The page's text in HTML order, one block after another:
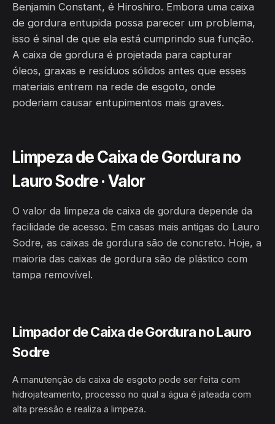
Benjamin Constant, é Hiroshiro. Embora uma caixa
de gordura entupida possa parecer um problema,
isso é sinal de que ela está cumprindo sua função.
A caixa de gordura é projetada para capturar
óleos, graxas e resíduos sólidos antes que esses
materiais entrem na rede de esgoto, onde
poderiam causar entupimentos mais graves.
Limpeza de Caixa de Gordura no
Lauro Sodre · Valor
O valor da limpeza de caixa de gordura depende da
facilidade de acesso. Em casas mais antigas do Lauro
Sodre, as caixas de gordura são de concreto. Hoje, a
maioria das caixas de gordura são de plástico com
tampa removível.
Limpador de Caixa de Gordura no Lauro
Sodre
A manutenção da caixa de esgoto pode ser feita com
hidrojateamento, processo no qual a água é jateada com
alta pressão e realiza a limpeza.
HIDROJATEAMENTO
LAURO SODRE · BENJAMIN